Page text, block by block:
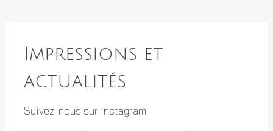
Impressions et
actualités
Suivez-nous sur Instagram